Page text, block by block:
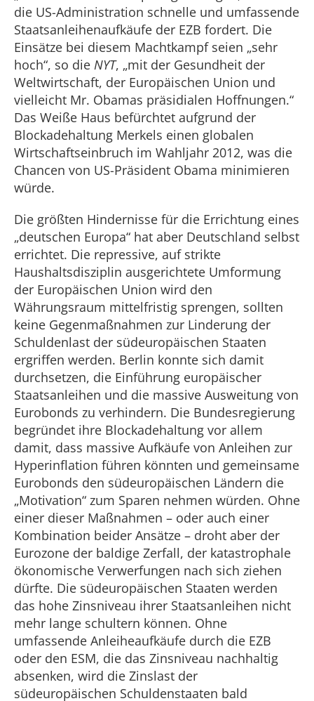
die US-Administration schnelle und umfassende
Staatsanleihenaufkäufe der EZB fordert. Die
Einsätze bei diesem Machtkampf seien „sehr
hoch“, so die NYT, „mit der Gesundheit der
Weltwirtschaft, der Europäischen Union und
vielleicht Mr. Obamas präsidialen Hoffnungen.“
Das Weiße Haus befürchtet aufgrund der
Blockadehaltung Merkels einen globalen
Wirtschaftseinbruch im Wahljahr 2012, was die
Chancen von US-Präsident Obama minimieren
würde.
Die größten Hindernisse für die Errichtung eines
„deutschen Europa“ hat aber Deutschland selbst
errichtet. Die repressive, auf strikte
Haushaltsdisziplin ausgerichtete Umformung
der Europäischen Union wird den
Währungsraum mittelfristig sprengen, sollten
keine Gegenmaßnahmen zur Linderung der
Schuldenlast der südeuropäischen Staaten
ergriffen werden. Berlin konnte sich damit
durchsetzen, die Einführung europäischer
Staatsanleihen und die massive Ausweitung von
Eurobonds zu verhindern. Die Bundesregierung
begründet ihre Blockadehaltung vor allem
damit, dass massive Aufkäufe von Anleihen zur
Hyperinflation führen könnten und gemeinsame
Eurobonds den südeuropäischen Ländern die
„Motivation“ zum Sparen nehmen würden. Ohne
einer dieser Maßnahmen – oder auch einer
Kombination beider Ansätze – droht aber der
Eurozone der baldige Zerfall, der katastrophale
ökonomische Verwerfungen nach sich ziehen
dürfte. Die südeuropäischen Staaten werden
das hohe Zinsniveau ihrer Staatsanleihen nicht
mehr lange schultern können. Ohne
umfassende Anleiheaufkäufe durch die EZB
oder den ESM, die das Zinsniveau nachhaltig
absenken, wird die Zinslast der
südeuropäischen Schuldenstaaten bald